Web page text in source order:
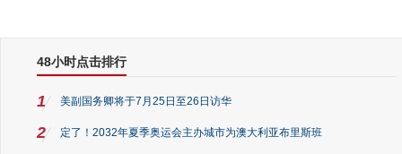
48小时点击排行
1 美副国务卿将于7月25日至26日访华
2 定了！2032年夏季奥运会主办城市为澳大利亚布里斯班